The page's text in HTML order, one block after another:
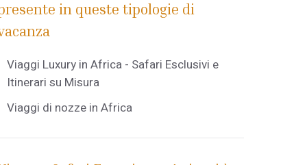
in queste tipologie di
Viaggi Luxury in Africa - Safari Esclusivi e
Itinerari su Misura
Viaggi di nozze in Africa